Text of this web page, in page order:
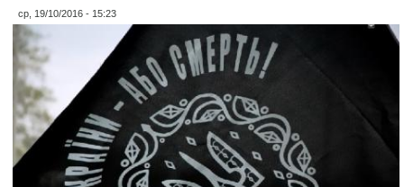
ср, 19/10/2016 - 15:23